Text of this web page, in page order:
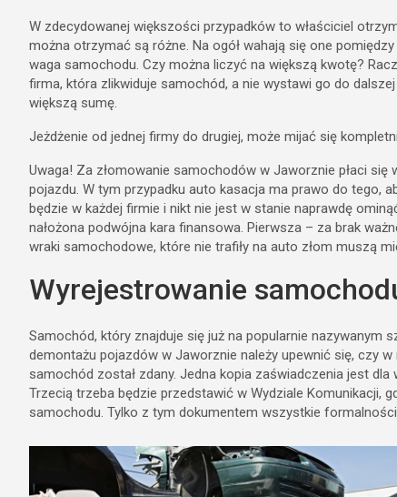
W zdecydowanej większości przypadków to właściciel
można otrzymać są różne. Na ogół wahają się one
waga samochodu. Czy można liczyć na większą kwotę?
firma, która zlikwiduje samochód, a nie wystawi go do
większą sumę.
Jeżdżenie od jednej firmy do drugiej, może mijać się
Uwaga! Za złomowanie samochodów w Jaworznie płaci
pojazdu. W tym przypadku auto kasacja ma prawo do tego,
będzie w każdej firmie i nikt nie jest w stanie naprawdę
nałożona podwójna kara finansowa. Pierwsza – za brak
wraki samochodowe, które nie trafiły na auto złom muszą
Wyrejestrowanie
Samochód, który znajduje się już na popularnie
demontażu pojazdów w Jaworznie należy upewnić się, czy
samochód został zdany. Jedna kopia zaświadczenia jest
Trzecią trzeba będzie przedstawić w Wydziale Komunikacji,
samochodu. Tylko z tym dokumentem wszystkie